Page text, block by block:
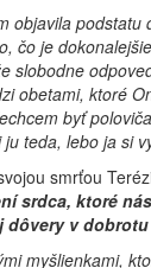
objavila
čo je
slo­bodne
obetami, ktoré
byť
ju teda, lebo ja si
smrťou
srdca, ktoré
dôvery v
myšlienkami,